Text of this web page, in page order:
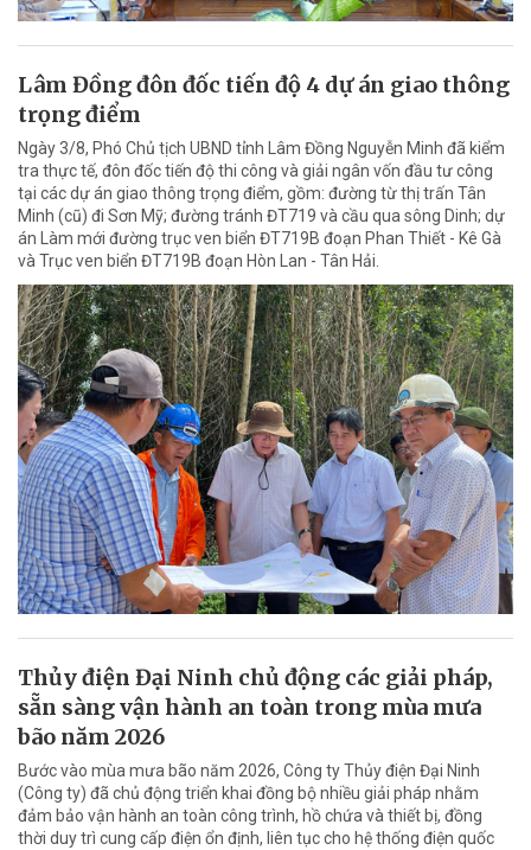
Lâm Đồng đôn đốc tiến độ 4 dự án giao thông
trọng điểm
Ngày 3/8, Phó Chủ tịch UBND tỉnh Lâm Đồng Nguyễn Minh đã kiểm
tra thực tế, đôn đốc tiến độ thi công và giải ngân vốn đầu tư công
tại các dự án giao thông trọng điểm, gồm: đường từ thị trấn Tân
Minh (cũ) đi Sơn Mỹ; đường tránh ĐT719 và cầu qua sông Dinh; dự
án Làm mới đường trục ven biển ĐT719B đoạn Phan Thiết - Kê Gà
và Trục ven biển ĐT719B đoạn Hòn Lan - Tân Hải.
Thủy điện Đại Ninh chủ động các giải pháp,
sẵn sàng vận hành an toàn trong mùa mưa
bão năm 2026
Bước vào mùa mưa bão năm 2026, Công ty Thủy điện Đại Ninh
(Công ty) đã chủ động triển khai đồng bộ nhiều giải pháp nhằm
đảm bảo vận hành an toàn công trình, hồ chứa và thiết bị, đồng
thời duy trì cung cấp điện ổn định, liên tục cho hệ thống điện quốc